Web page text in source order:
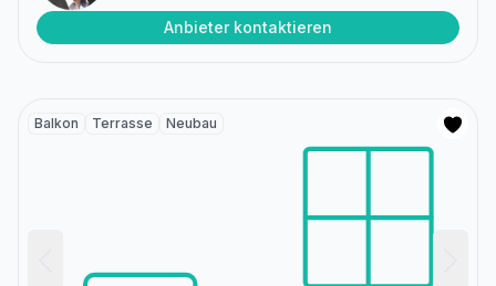
Anbieter kontaktieren
Balkon Terrasse Neubau